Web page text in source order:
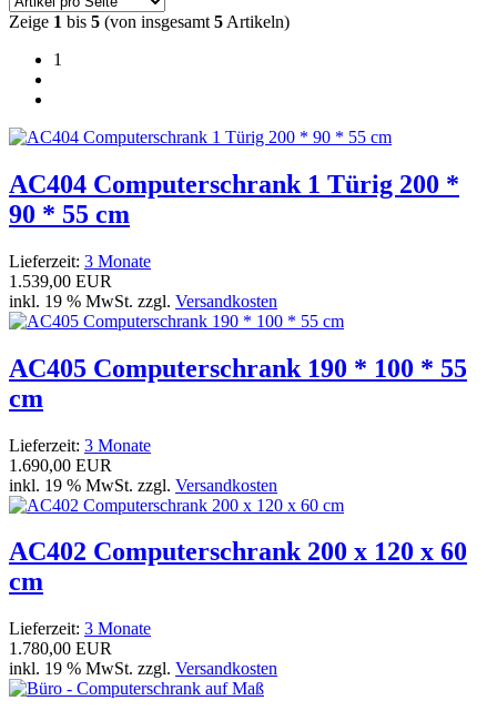
Zeige 1 bis 5 (von insgesamt 5 Artikeln)
1
AC404 Computerschrank 1 Türig 200 *
90 * 55 cm
Lieferzeit: 3 Monate
1.539,00 EUR
inkl. 19 % MwSt. zzgl. Versandkosten
AC405 Computerschrank 190 * 100 * 55
cm
Lieferzeit: 3 Monate
1.690,00 EUR
inkl. 19 % MwSt. zzgl. Versandkosten
AC402 Computerschrank 200 x 120 x 60
cm
Lieferzeit: 3 Monate
1.780,00 EUR
inkl. 19 % MwSt. zzgl. Versandkosten